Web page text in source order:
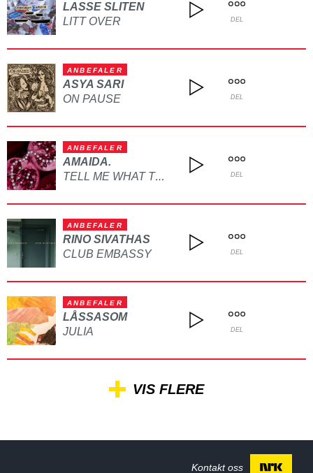
LASSE SLITEN
LITT OVER
DEL
ANBEFALER
ASYA SARI
ON PAUSE
DEL
ANBEFALER
AMAIDA.
TELL ME WHAT TO DO DEL
ANBEFALER
RINO SIVATHAS
CLUB EMBASSY
DEL
ANBEFALER
LÅSSASOM
JULIA
DEL
VIS FLERE
Kontakt oss